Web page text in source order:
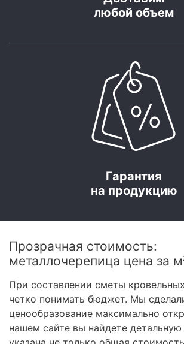
любой объем
Гарантия
на продукцию
Прозрачная стоимость:
металлочерепица цена за
При составлении сметы
четко понимать бюджет. Мы
ценообразование максимально
нашем сайте вы найдете